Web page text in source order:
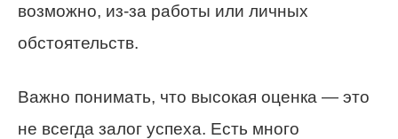
возможно, из-за работы или личных
обстоятельств.
Важно понимать, что высокая оценка — это
не всегда залог успеха. Есть много